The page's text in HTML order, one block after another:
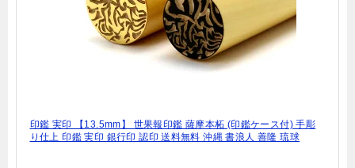
印鑑 実印 【13.5mm】 世果報印鑑 薩摩本柘 (印鑑ケース付) 手彫
り仕上 印鑑 実印 銀行印 認印 送料無料 沖縄 書浪人 善隆 琉球